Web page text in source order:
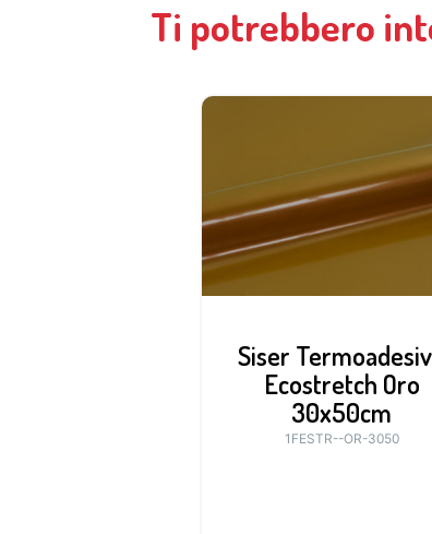
Ti potrebbero
Siser
Ecostretch Oro
30x50cm
1FESTR--OR-3050